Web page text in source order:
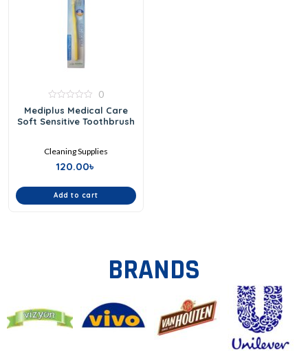
0
out
of
0
Mediplus Medical Care
Soft Sensitive Toothbrush
Cleaning Supplies
120.00৳
Add to cart
BRANDS